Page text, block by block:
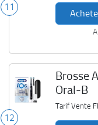
11
12
Brosse
Oral-B
Tarif Vente